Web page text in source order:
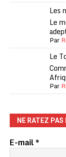
Les
Le
Par
Le
Par
NE RATEZ PAS
E-mail*